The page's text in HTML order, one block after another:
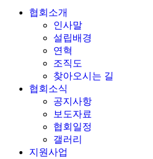
협회소개
인사말
설립배경
연혁
조직도
찾아오시는 길
협회소식
공지사항
보도자료
협회일정
갤러리
지원사업